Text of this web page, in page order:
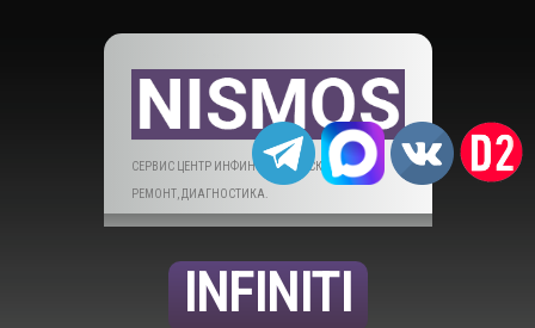
СЕРВИС ЦЕНТР ИНФИНИТИ В МОСКВЕ. ТО,
РЕМОНТ, ДИАГНОСТИКА.
INFINITI